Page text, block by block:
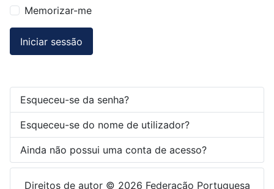
Memorizar-me
Iniciar sessão
Esqueceu-se da senha?
Esqueceu-se do nome de utilizador?
Ainda não possui uma conta de acesso?
Direitos de autor © 2026 Federação Portuguesa